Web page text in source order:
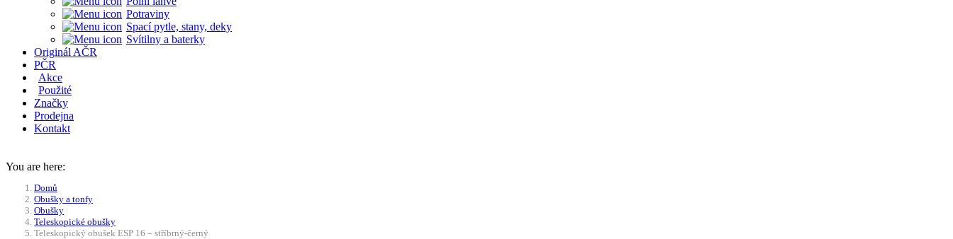
Potraviny
Spací pytle, stany, deky
Svítilny a baterky
Originál AČR
PČR
Akce
Použité
Značky
Prodejna
Kontakt
You are here:
Domů
Obušky a tonfy
Obušky
Teleskopické obušky
Teleskopický obušek ESP 16 – stříbrný-černý